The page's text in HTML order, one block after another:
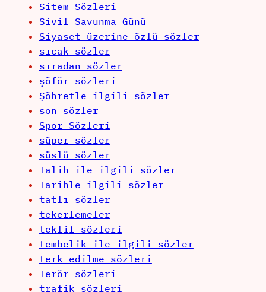
Sitem Sözleri
Sivil Savunma Günü
Siyaset üzerine özlü sözler
sıcak sözler
sıradan sözler
şöför sözleri
Şöhretle ilgili sözler
son sözler
Spor Sözleri
süper sözler
süslü sözler
Talih ile ilgili sözler
Tarihle ilgili sözler
tatlı sözler
tekerlemeler
teklif sözleri
tembelik ile ilgili sözler
terk edilme sözleri
Terör sözleri
trafik sözleri